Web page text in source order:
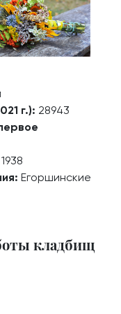
г.): 28943
1938
Егоршинские
кладбищ